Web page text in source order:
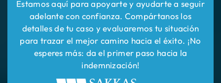
esperes más: da el primer paso hacia la
indemnización!